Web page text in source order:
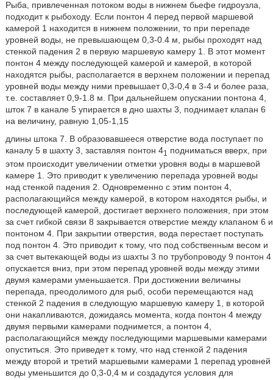
Рыба, привлеченная потоком воды в нижнем бьефе гидроузла,
подходит к рыбоходу. Если понтон 4 перед первой маршевой
камерой 1 находится в нижнем положении, то при перепаде
уровней воды, не превышающем 0,3-0.4 м, рыбы проходят над
стенкой падения 2 в первую маршевую камеру 1. В этот момент
понтон 4 между последующей камерой и камерой, в которой
находятся рыбы, располагается в верхнем положении и перепад
уровней воды между ними превышает 0,3-0,4 в 3-4 и более раза,
т.е. составляет 0,9-1.8 м. При дальнейшем опускании понтона 4,
шток 7 в канале 5 упирается в дно шахты 3, поднимает клапан 6
на величину, равную 1,05-1,15
длины штока 7. В образовавшееся отверстие вода поступает по
каналу 5 в шахту 3, заставляя понтон 41
подниматься вверх, при
этом происходит увеличении отметки уровня воды в маршевой
камере 1. Это приводит к увеличению перепада уровней воды
над стенкой падения 2. Одновременно с этим понтон 4,
располагающийся между камерой, в котором находятся рыбы, и
последующей камерой, достигает верхнего положения, при этом
за счет гибкой связи 8 закрывается отверстие между клапаном 6 и
понтоном 4. При закрытии отверстия, вода перестает поступать
под понтон 4. Это приводит к тому, что под собственным весом и
за счет вытекающей воды из шахты 3 по трубопроводу 9 понтон 4
опускается вниз, при этом перепад уровней воды между этими
двумя камерами уменьшается. При достижении величины
перепада, преодолимого для рыб, особи перемещаются над
стенкой 2 падения в следующую маршевую камеру 1, в которой
они накапливаются, дожидаясь момента, когда понтон 4 между
двумя первыми камерами поднимется, а понтон 4,
располагающийся между последующими маршевыми камерами
опуститься. Это приведет к тому, что над стенкой 2 падения
между второй и третий маршевыми камерами 1 перепад уровней
воды уменьшится до 0,3-0,4 м и создадутся условия для